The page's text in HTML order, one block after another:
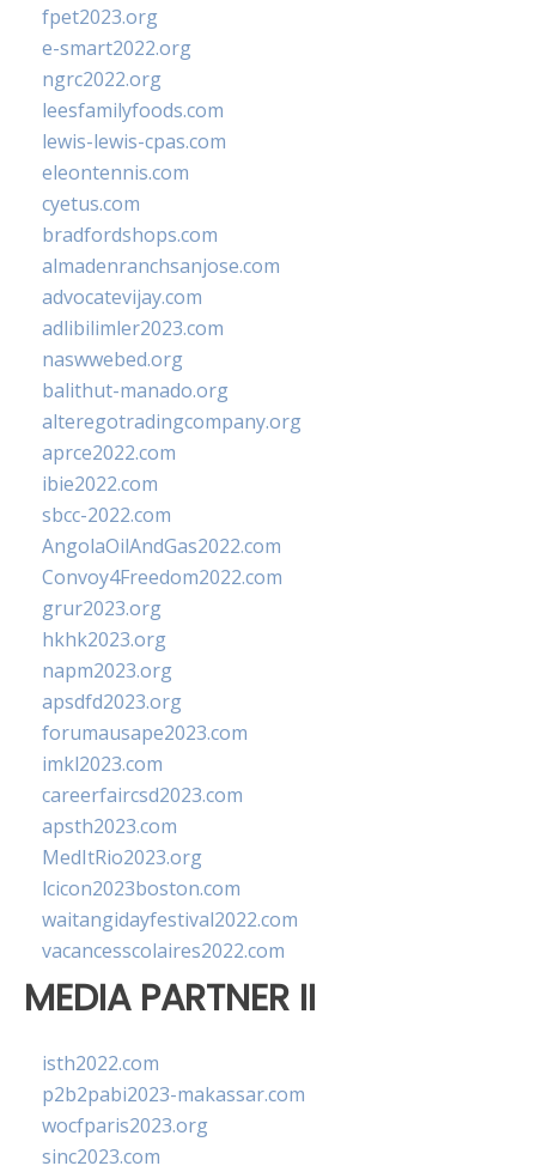
fpet2023.org
e-smart2022.org
ngrc2022.org
leesfamilyfoods.com
lewis-lewis-cpas.com
eleontennis.com
cyetus.com
bradfordshops.com
almadenranchsanjose.com
advocatevijay.com
adlibilimler2023.com
naswwebed.org
balithut-manado.org
alteregotradingcompany.org
aprce2022.com
ibie2022.com
sbcc-2022.com
AngolaOilAndGas2022.com
Convoy4Freedom2022.com
grur2023.org
hkhk2023.org
napm2023.org
apsdfd2023.org
forumausape2023.com
imkl2023.com
careerfaircsd2023.com
apsth2023.com
MedItRio2023.org
lcicon2023boston.com
waitangidayfestival2022.com
vacancesscolaires2022.com
MEDIA PARTNER II
isth2022.com
p2b2pabi2023-makassar.com
wocfparis2023.org
sinc2023.com